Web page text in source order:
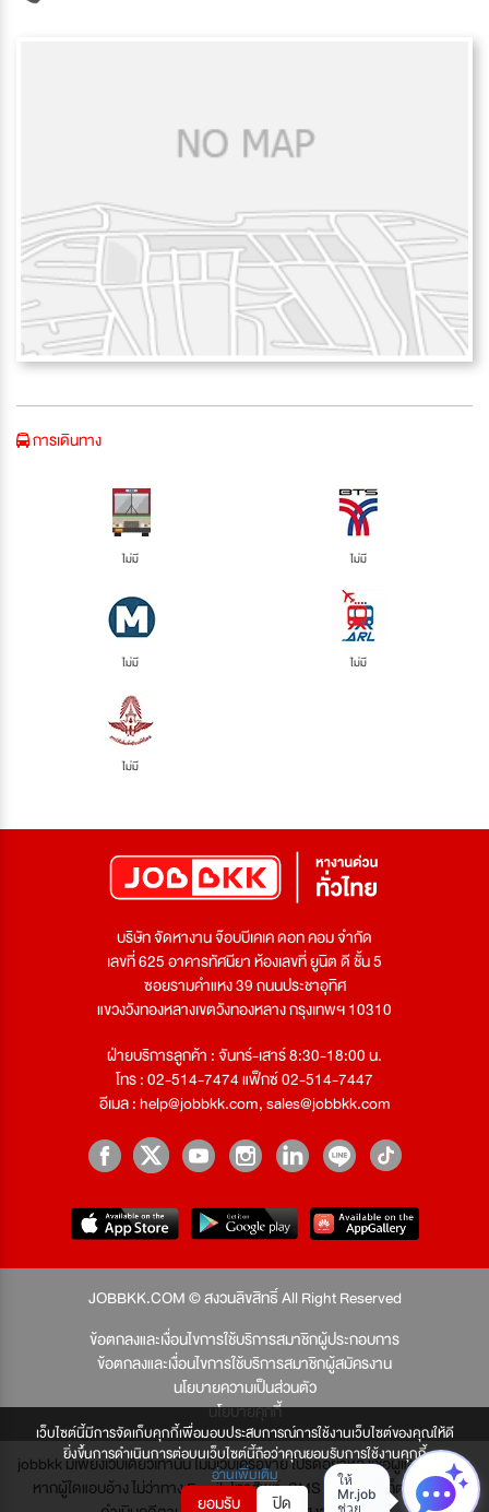
เว็บไซต์นี้มีการจัดเก็บคุกกี้เพื่อมอบประสบการณ์การใช้งานเว็บไซต์ของคุณให้ดี
ยิ่งขึ้นการดำเนินการต่อบนเว็บไซต์นี้ถือว่าคุณยอมรับการใช้งานคุกกี้
อ่านเพิ่มเติม
ยอมรับ ปิด
การเดินทาง
ไม่มี ไม่มี
ไม่มี ไม่มี
ไม่มี
บริษัท จัดหางาน จ๊อบบีเคเค ดอท คอม จำกัด
เลขที่ 625 อาคารทัศนียา ห้องเลขที่ ยูนิต ดี ชั้น 5
ซอยรามคำแหง 39 ถนนประชาอุทิศ
แขวงวังทองหลางเขตวังทองหลาง กรุงเทพฯ 10310
ฝ่ายบริการลูกค้า : จันทร์-เสาร์ 8:30-18:00 น.
โทร : 02-514-7474 แฟ็กซ์ 02-514-7447
อีเมล :help@jobbkk.com,sales@jobbkk.com
JOBBKK.COM © สงวนลิขสิทธิ์ All Right Reserved
ข้อตกลงและเงื่อนไขการใช้บริการสมาชิกผู้ประกอบการ
ข้อตกลงและเงื่อนไขการใช้บริการสมาชิกผู้สมัครงาน
นโยบายความเป็นส่วนตัว
นโยบายคุกกี้
jobbkk มีเพียงเว็บเดียวเท่านั้น ไม่มีเว็บเครือข่าย โปรดอย่าหลงเชื่อผู้แอบอ้าง และ
หากผู้ใดแอบอ้าง ไม่ว่าทาง Email, โทรศัพท์, SMS หรือทางใดก็ตาม จะถูก